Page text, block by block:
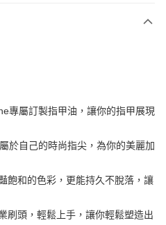
大用戶可立即使用無須另外申請。
期數、繳款截止日，確認付款後即完
請依後續交易確認頁面所載為準。
交易或遇審核未通過，訂單將自動取
付你分期」於每月結算日後寄送繳費提
超商條碼／台灣大直營門市／銀行轉
通路繳費。
才付款」的支付方式。 讓您購物簡單
、不需儲值。
，即可結帳。
款。
付」後，將跳轉至「AFTEE先享後付」
通知簡訊。
)免運費
專屬訂製指甲油，讓你的指甲展現
於自己的時尚指尖，為你的美麗加
飽和的色彩，更能持久不脫落，讓
刷頭，輕鬆上手，讓你輕鬆塑造出